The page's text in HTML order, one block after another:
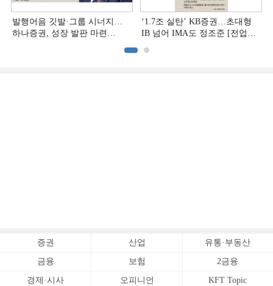
발행어음 깃발·그룹 시너지…
하나증권, 성장 발판 마련
‘1.7조 실탄’ KB증권…초대형
IB 넘어 IMA도 정조준 [전업계
증권 산업 유통·부동산
금융 보험 2금융
경제·시사 오피니언 KFT Topic